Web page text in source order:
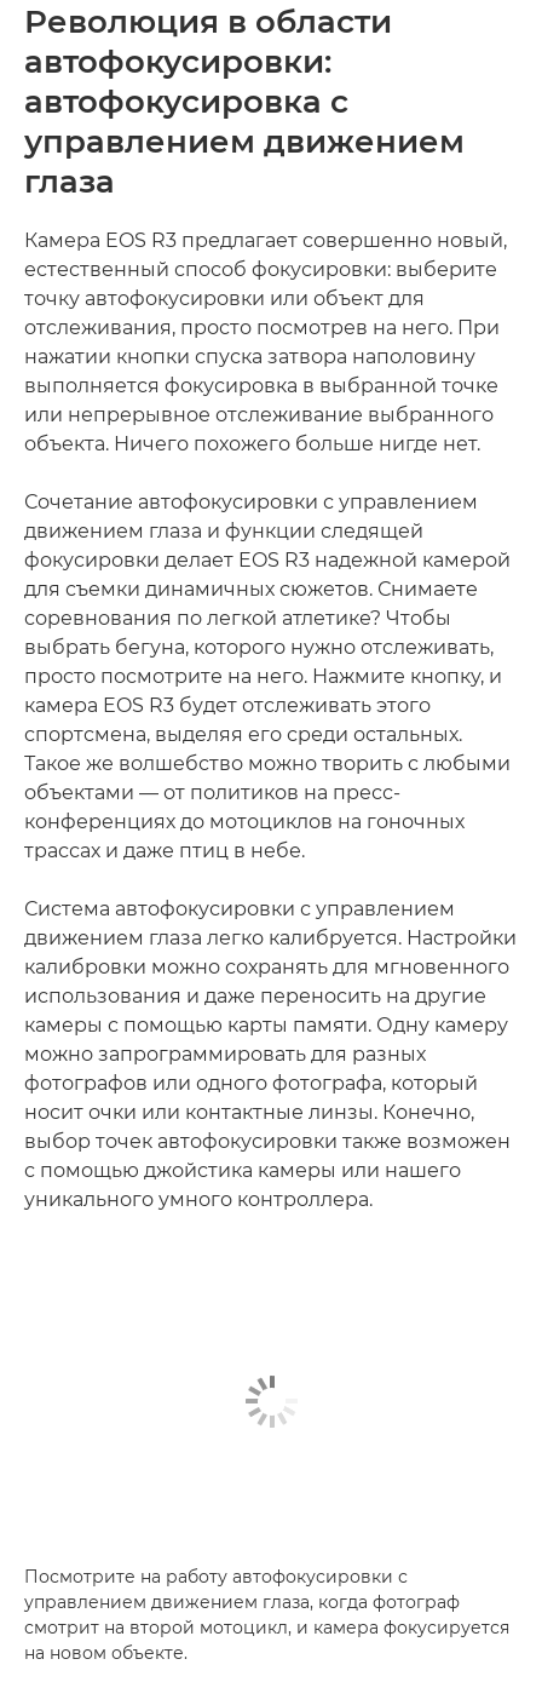
Революция в области
автофокусировки:
автофокусировка с
управлением движением
глаза
Камера EOS R3 предлагает совершенно новый,
естественный способ фокусировки: выберите
точку автофокусировки или объект для
отслеживания, просто посмотрев на него. При
нажатии кнопки спуска затвора наполовину
выполняется фокусировка в выбранной точке
или непрерывное отслеживание выбранного
объекта. Ничего похожего больше нигде нет.
Сочетание автофокусировки с управлением
движением глаза и функции следящей
фокусировки делает EOS R3 надежной камерой
для съемки динамичных сюжетов. Снимаете
соревнования по легкой атлетике? Чтобы
выбрать бегуна, которого нужно отслеживать,
просто посмотрите на него. Нажмите кнопку, и
камера EOS R3 будет отслеживать этого
спортсмена, выделяя его среди остальных.
Такое же волшебство можно творить с любыми
объектами — от политиков на пресс-
конференциях до мотоциклов на гоночных
трассах и даже птиц в небе.
Система автофокусировки с управлением
движением глаза легко калибруется. Настройки
калибровки можно сохранять для мгновенного
использования и даже переносить на другие
камеры с помощью карты памяти. Одну камеру
можно запрограммировать для разных
фотографов или одного фотографа, который
носит очки или контактные линзы. Конечно,
выбор точек автофокусировки также возможен
с помощью джойстика камеры или нашего
уникального умного контроллера.
Посмотрите на работу автофокусировки с
управлением движением глаза, когда фотограф
смотрит на второй мотоцикл, и камера фокусируется
на новом объекте.